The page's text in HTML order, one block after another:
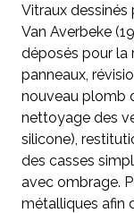
Vitraux dessinés
Van Averbeke
déposés pour la
panneaux,
nouveau plomb
nettoyage des
silicone),
des casses
avec ombrage.
métalliques afin